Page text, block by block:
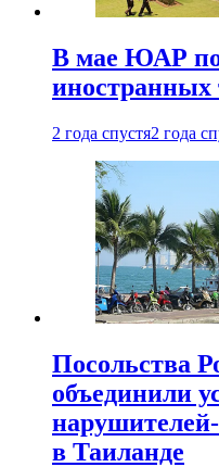
В мае ЮАР
иностранных
2 года спустя2 года
Посольства
объединили
в Таиланде